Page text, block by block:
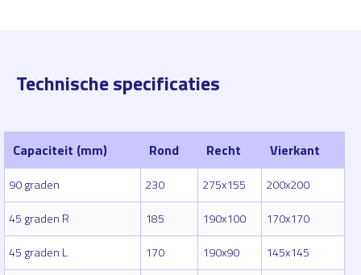
Technische specificaties
Capaciteit (mm) Rond Recht Vierkant
90 graden 230 275x155
200x200
45 graden R
185 190x100
170x170
45 graden L
170 190x90
145x145